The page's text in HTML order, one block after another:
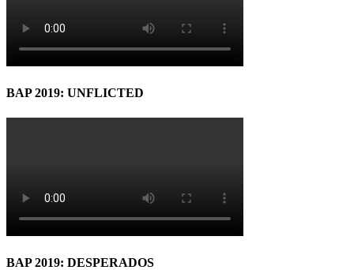
BAP 2019: UNFLICTED
BAP 2019: DESPERADOS